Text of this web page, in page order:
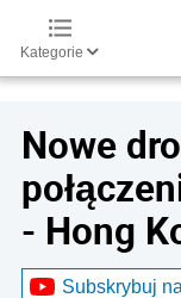
Kategorie
Nowe
- Hong
Subskrybuj